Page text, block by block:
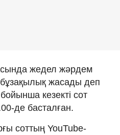
жедел жәрдем
бұзақылық жасады деп
кезекті сот
де басталған.
соттың YouTube-